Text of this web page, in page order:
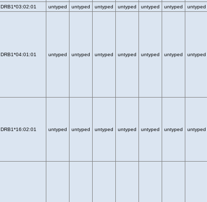
DRB1*03:02:01 untyped untyped untyped untyped untyped untyped untyped
DRB1*04:01:01 untyped untyped untyped untyped untyped untyped untyped
DRB1*16:02:01 untyped untyped untyped untyped untyped untyped untyped